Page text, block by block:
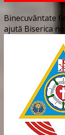
Binecuvântate
ajută Biserica